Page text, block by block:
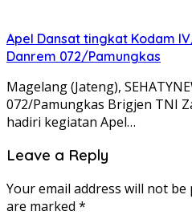
Apel Dansat tingkat Kodam
Danrem 072/Pamungkas
Magelang (Jateng),
072/Pamungkas Brigjen TNI
hadiri kegiatan Apel…
Leave a Reply
Your email address will not be
are marked *